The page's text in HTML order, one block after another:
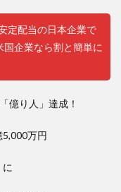
定配当の日本企業で
企業なら割と簡単に
億り人」達成！
万円